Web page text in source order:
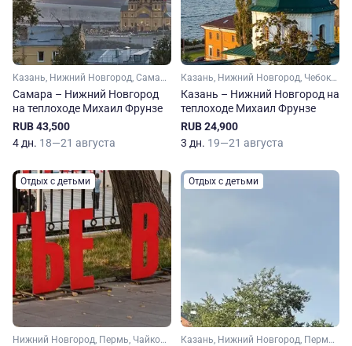
Казань, Нижний Новгород, Самара, Чебоксары
Самара – Нижний Новгород
на теплоходе Михаил Фрунзе
RUB 43,500
4 дн. 18—21 августа
Казань, Нижний Новгород, Чебоксары
Казань – Нижний Новгород на
теплоходе Михаил Фрунзе
RUB 24,900
3 дн. 19—21 августа
Отдых с детьми
Нижний Новгород, Пермь, Чайковский, Нижнекамск, Болгар
Отдых с детьми
Казань, Нижний Новгород, Пермь, Чайковский, Елабуга, Нижнекамск, Болгар